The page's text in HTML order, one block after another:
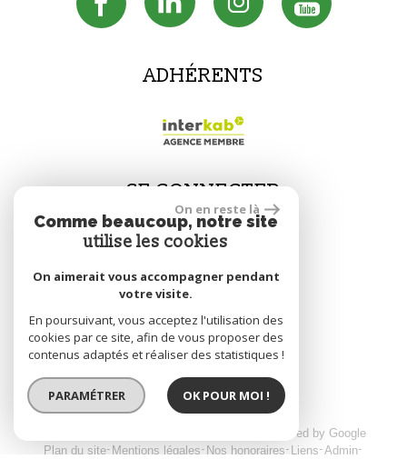
ADHÉRENTS
SE CONNECTER
Espace propriétaire
réalisé par
© 2026 | Tous droits réservés | Traduction powered by Google
Plan du site Mentions légales Nos honoraires Liens Admin
On en reste là
Comme beaucoup, notre site
utilise les cookies
On aimerait vous accompagner pendant
votre visite.
En poursuivant, vous acceptez l'utilisation des
cookies par ce site, afin de vous proposer des
contenus adaptés et réaliser des statistiques !
PARAMÉTRER OK POUR MOI !